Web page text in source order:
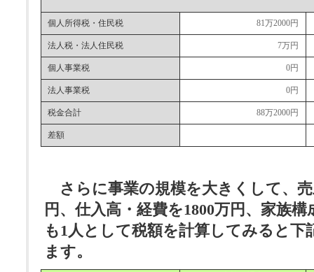
個人所得税・住民税 81万2000円
法人税・法人住民税 7万円
個人事業税 0円
法人事業税 0円
税金合計 88万2000円
差額
さらに事業の規模を大きくして、売
円、仕入高・経費を1800万円、家族
も1人として税額を計算してみると下
ます。